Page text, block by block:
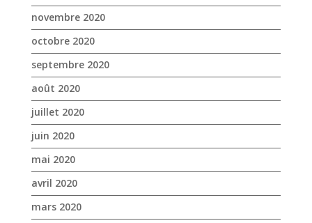
novembre 2020
octobre 2020
septembre 2020
août 2020
juillet 2020
juin 2020
mai 2020
avril 2020
mars 2020